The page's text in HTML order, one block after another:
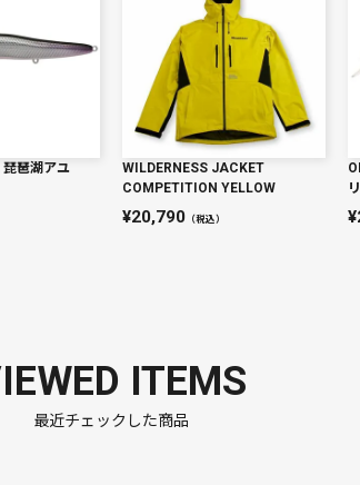
琵琶湖アユ
WILDERNESS JACKET
COMPETITION YELLOW
20,790（税込）
ITEMS
最近チェックした商品